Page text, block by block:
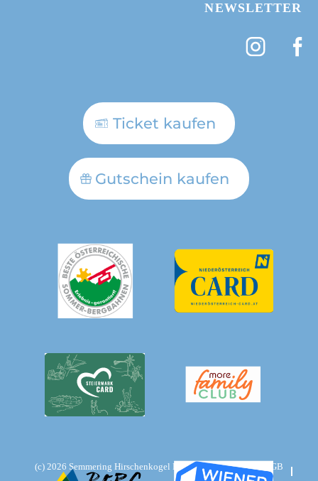
NEWSLETTER
Ticket kaufen
Gutschein kaufen
(c) 2026 Semmering Hirschenkogel Bergbahnen GmbH AGB